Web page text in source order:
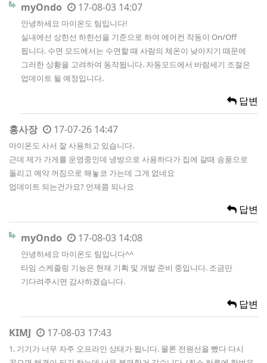
myOndo 17-08-03 14:07
안녕하세요 마이온도 팀입니다!
실내에선 상한선 하한선을 기준으로 하여 에어컨 작동이 On/Off
됩니다. 수면 모드에서는 수면할 때 사람의 체온이 낮아지기 때문에
그러한 상황을 고려하여 동작됩니다. 자동모드에서 바람세기 조절은
업데이트 될 예정입니다.
답변
홍사장 17-07-26 14:47
마이온도 사서 잘 사용하고 있습니다.
근데 제가 가게를 운영중인데 냉방으로 사용하다가 집에 갈때 송풍으로
돌리고 예약 꺼짐으로 해놓코 가는데 그게 없네요
업데이트 되는건가요? 언제쯤 되나요
답변
myOndo 17-08-03 14:08
안녕하세요 마이온도 팀입니다^^
타임 스케줄링 기능은 현재 기획 및 개발 준비 중입니다. 조금만
기다려주시면 감사하겠습니다.
답변
KIMJ 17-08-03 17:43
1. 기기가 너무 자주 오프라인 상태가 됩니다. 물론 전원선을 뺐다 다시